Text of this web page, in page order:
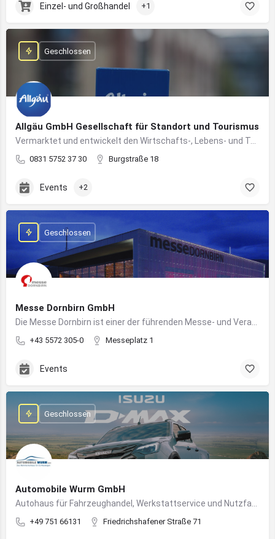
Einzel- und Großhandel +1
Allgäu GmbH Gesellschaft für Standort und Tourismus
0831 5752 37 30 Burgstraße 18
Geschlossen
Events +2
Messe Dornbirn GmbH
+43 5572 305-0 Messeplatz 1
Geschlossen
Events
Automobile Wurm GmbH
+49 751 66131 Friedrichshafener Straße 71
Geschlossen